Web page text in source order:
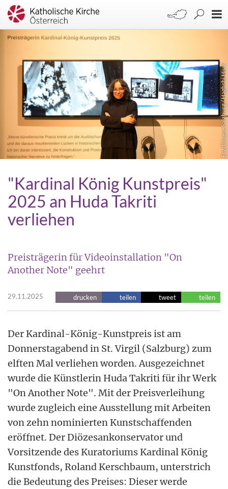
Erzdiözese Salzburg / Haghshi Hiva
"Kardinal König Kunstpreis"
2025 an Huda Takriti
verliehen
Preisträgerin für Videoinstallation "On
Another Note" geehrt
29.11.2025 drucken teilen tweet teilen
Der Kardinal-König-Kunstpreis ist am
Donnerstagabend in St. Virgil (Salzburg) zum
elften Mal verliehen worden. Ausgezeichnet
wurde die Künstlerin Huda Takriti für ihr Werk
"On Another Note". Mit der Preisverleihung
wurde zugleich eine Ausstellung mit Arbeiten
von zehn nominierten Kunstschaffenden
eröffnet. Der Diözesankonservator und
Vorsitzende des Kuratoriums Kardinal König
Kunstfonds, Roland Kerschbaum, unterstrich
die Bedeutung des Preises: Dieser werde